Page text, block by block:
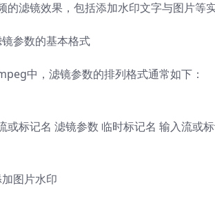
的滤镜效果，包括添加水印文字与图片等实
参数的基本格式
中，滤镜参数的排列格式通常如下：
或标记名 滤镜参数 临时标记名 输入流或
图片水印